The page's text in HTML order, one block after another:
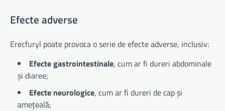
Efecte adverse
Erecfuryl poate provoca o serie de efecte adverse, inclusiv:
Efecte gastrointestinale, cum ar fi dureri abdominale
și diaree;
Efecte neurologice, cum ar fi dureri de cap și
amețeală;